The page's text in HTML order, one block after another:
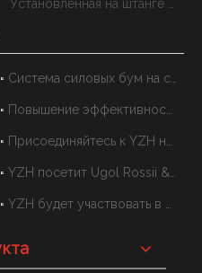
Установленная на штанге система отбойников
Система силовых бум на статическом выключателе YZH для подземного раздавливания
Повышение эффективности дробления и обеспечения безопасных операций: успешное применение системы фиксированных бум в WH в экстремальных рабочих средах
Присоединяйтесь к YZH на Minexpo International 2024
YZH посетит Ugol Rossii & Mining 2024
YZH будет участвовать в Mineringword Russia 2024